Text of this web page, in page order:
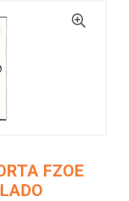
FZOE